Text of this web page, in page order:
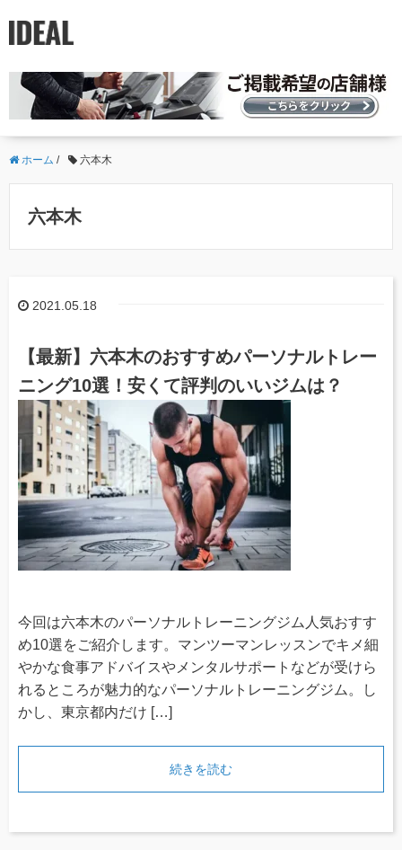
ホーム / 六本木
六本木
2021.05.18
【最新】六本木のおすすめパーソナルトレー
ニング10選！安くて評判のいいジムは？
今回は六本木のパーソナルトレーニングジム人気おすす
め10選をご紹介します。マンツーマンレッスンでキメ細
やかな食事アドバイスやメンタルサポートなどが受けら
れるところが魅力的なパーソナルトレーニングジム。し
かし、東京都内だけ […]
続きを読む